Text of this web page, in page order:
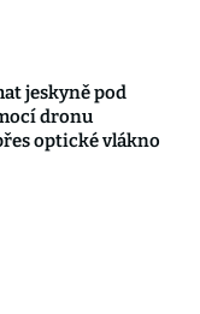
jeskyně pod
dronu
optické vlákno